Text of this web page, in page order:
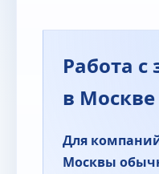
Работа с
в Москве
Для
Москвы